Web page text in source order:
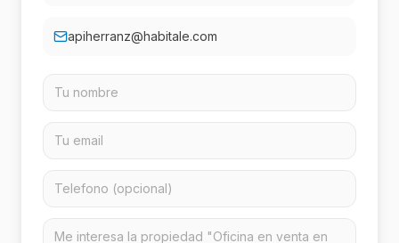
apiherranz@habitale.com